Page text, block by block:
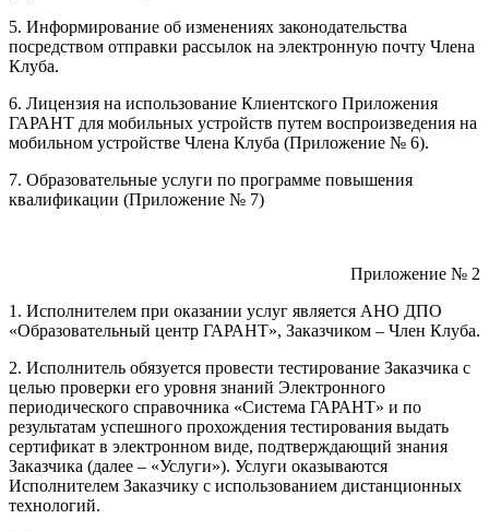
5. Информирование об изменениях законодательства
посредством отправки рассылок на электронную почту Члена
Клуба.
6. Лицензия на использование Клиентского Приложения
ГАРАНТ для мобильных устройств путем воспроизведения на
мобильном устройстве Члена Клуба (Приложение № 6).
7. Образовательные услуги по программе повышения
квалификации (Приложение № 7)
Приложение № 2
1. Исполнителем при оказании услуг является АНО ДПО
«Образовательный центр ГАРАНТ», Заказчиком – Член Клуба.
2. Исполнитель обязуется провести тестирование Заказчика с
целью проверки его уровня знаний Электронного
периодического справочника «Система ГАРАНТ» и по
результатам успешного прохождения тестирования выдать
сертификат в электронном виде, подтверждающий знания
Заказчика (далее – «Услуги»). Услуги оказываются
Исполнителем Заказчику с использованием дистанционных
технологий.